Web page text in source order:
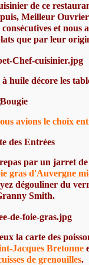
de ce
Meilleur
et nous
que par leur
huile décore les
avions le choix
par un jarret
gras d'Auvergne
dégouliner du
Smith.
la carte des
Jacques Bretonne
de grenouilles.